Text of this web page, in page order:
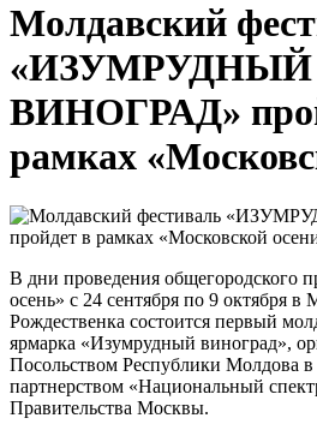
Молдавский
«ИЗУМРУДНЫЙ
ВИНОГРАД»
рамках
В дни проведения общегородского
осень» с 24 сентября по 9 октября в
Рождественка состоится первый
ярмарка «Изумрудный виноград»,
Посольством Республики Молдова
партнерством «Национальный
Правительства Москвы.